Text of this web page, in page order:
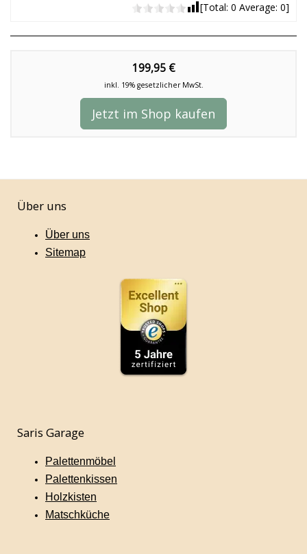
[Total: 0 Average: 0]
199,95 €
inkl. 19% gesetzlicher MwSt.
Jetzt im Shop kaufen
Über uns
Über uns
Sitemap
Saris Garage
Palettenmöbel
Palettenkissen
Holzkisten
Matschküche